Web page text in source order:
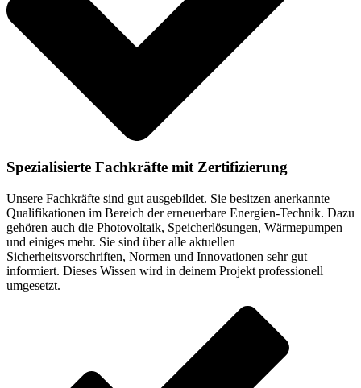
Spezialisierte Fachkräfte mit Zertifizierung
Unsere Fachkräfte sind gut ausgebildet. Sie besitzen anerkannte
Qualifikationen im Bereich der erneuerbare Energien-Technik. Dazu
gehören auch die Photovoltaik, Speicherlösungen, Wärmepumpen
und einiges mehr. Sie sind über alle aktuellen
Sicherheitsvorschriften, Normen und Innovationen sehr gut
informiert. Dieses Wissen wird in deinem Projekt professionell
umgesetzt.